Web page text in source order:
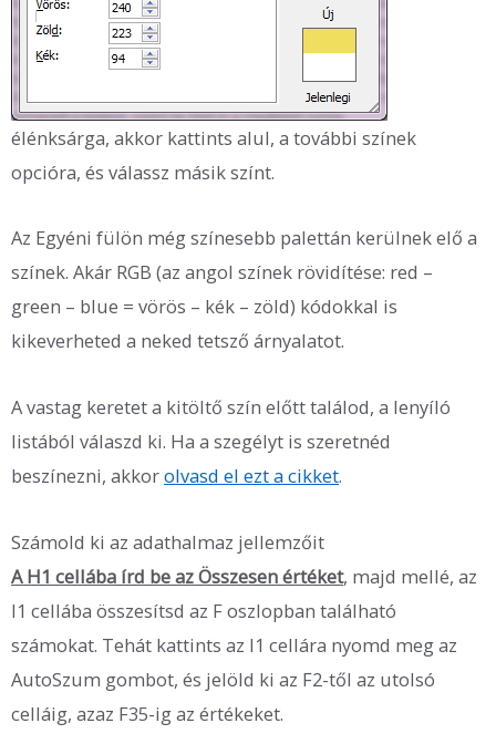
élénksárga, akkor kattints alul, a további színek
opcióra, és válassz másik színt.
Az Egyéni fülön még színesebb palettán kerülnek elő a
színek. Akár RGB (az angol színek rövidítése: red –
green – blue = vörös – kék – zöld) kódokkal is
kikeverheted a neked tetsző árnyalatot.
A vastag keretet a kitöltő szín előtt találod, a lenyíló
listából válaszd ki. Ha a szegélyt is szeretnéd
beszínezni, akkorolvasd el ezt a cikket.
Számold ki az adathalmaz jellemzőit
A H1 cellába írd be az Összesen értéket, majd mellé, az
I1 cellába összesítsd az F oszlopban található
számokat. Tehát kattints az I1 cellára nyomd meg az
AutoSzum gombot, és jelöld ki az F2-től az utolsó
celláig, azaz F35-ig az értékeket.